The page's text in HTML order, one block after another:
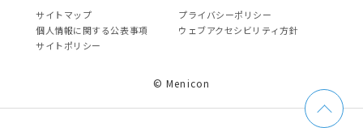
サイトマップ
プライバシーポリシー
個⼈情報に関する公表事項
ウェブアクセシビリティ方針
サイトポリシー
© Menicon